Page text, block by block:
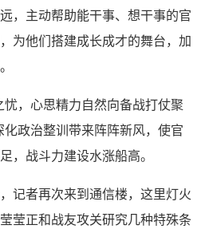
，主动帮助能干事、想干事的官
为他们搭建成长成才的舞台，加
忧，心思精力自然向备战打仗聚
政治整训带来阵阵新风，使官
，战斗力建设水涨船高。
记者再次来到通信楼，这里灯火
莹正和战友攻关研究几种特殊条